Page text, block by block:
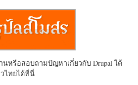
หรือสอบถามปัญหาเกี่ยวกับ Drupal ได้
ไทยได้ที่นี่